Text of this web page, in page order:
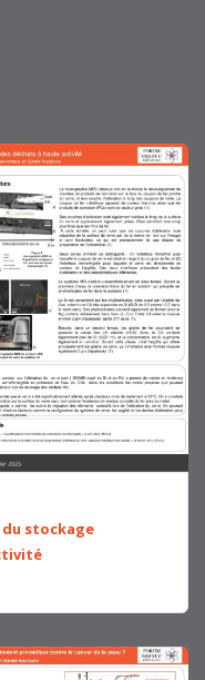
du stockage